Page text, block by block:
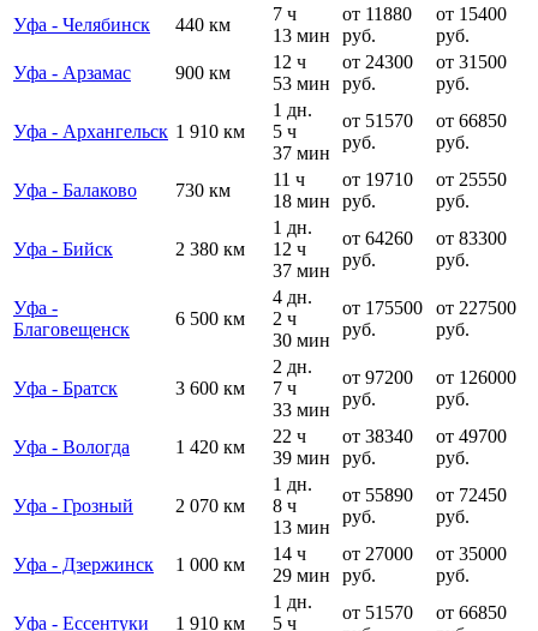
Уфа - Челябинск 440 км
7 ч
13 мин
от 11880
руб.
от 15400
руб.
Уфа - Арзамас
900 км
12 ч
53 мин
от 24300
руб.
от 31500
руб.
Уфа - Архангельск 1 910 км
1 дн.
5 ч
37 мин
от 51570
руб.
от 66850
руб.
Уфа - Балаково 730 км
11 ч
18 мин
от 19710
руб.
от 25550
руб.
Уфа - Бийск 2 380 км
1 дн.
12 ч
37 мин
от 64260
руб.
от 83300
руб.
Уфа -
Благовещенск
6 500 км
4 дн.
2 ч
30 мин
от 175500
руб.
от 227500
руб.
Уфа - Братск 3 600 км
2 дн.
7 ч
33 мин
от 97200
руб.
от 126000
руб.
Уфа - Вологда 1 420 км
22 ч
39 мин
от 38340
руб.
от 49700
руб.
Уфа - Грозный 2 070 км
1 дн.
8 ч
13 мин
от 55890
руб.
от 72450
руб.
Уфа - Дзержинск 1 000 км
14 ч
29 мин
от 27000
руб.
от 35000
руб.
Уфа - Ессентуки 1 910 км
1 дн.
5 ч
от 51570
от 66850